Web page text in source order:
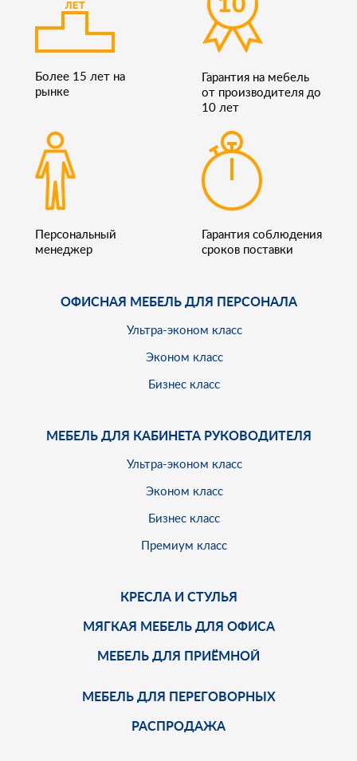
Более 15 лет на
рынке
Гарантия на мебель
от производителя до
10 лет
Персональный
менеджер
Гарантия соблюдения
сроков поставки
ОФИСНАЯ МЕБЕЛЬ ДЛЯ ПЕРСОНАЛА
Ультра-эконом класс
Эконом класс
Бизнес класс
МЕБЕЛЬ ДЛЯ КАБИНЕТА РУКОВОДИТЕЛЯ
Ультра-эконом класс
Эконом класс
Бизнес класс
Премиум класс
КРЕСЛА И СТУЛЬЯ
МЯГКАЯ МЕБЕЛЬ ДЛЯ ОФИСА
МЕБЕЛЬ ДЛЯ ПРИЁМНОЙ
МЕБЕЛЬ ДЛЯ ПЕРЕГОВОРНЫХ
РАСПРОДАЖА